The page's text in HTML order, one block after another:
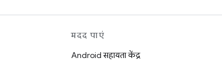
मदद पाएं
Android सहायता केंद्र